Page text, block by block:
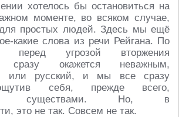
хотелось бы остановиться на
моменте, во всяком случае,
простых людей. Здесь мы ещё
какие слова из речи Рейгана. По
перед угрозой вторжения
сразу окажется неважным,
или русский, и мы все сразу
себя, прежде всего,
существами. Но, в
это не так. Совсем не так.